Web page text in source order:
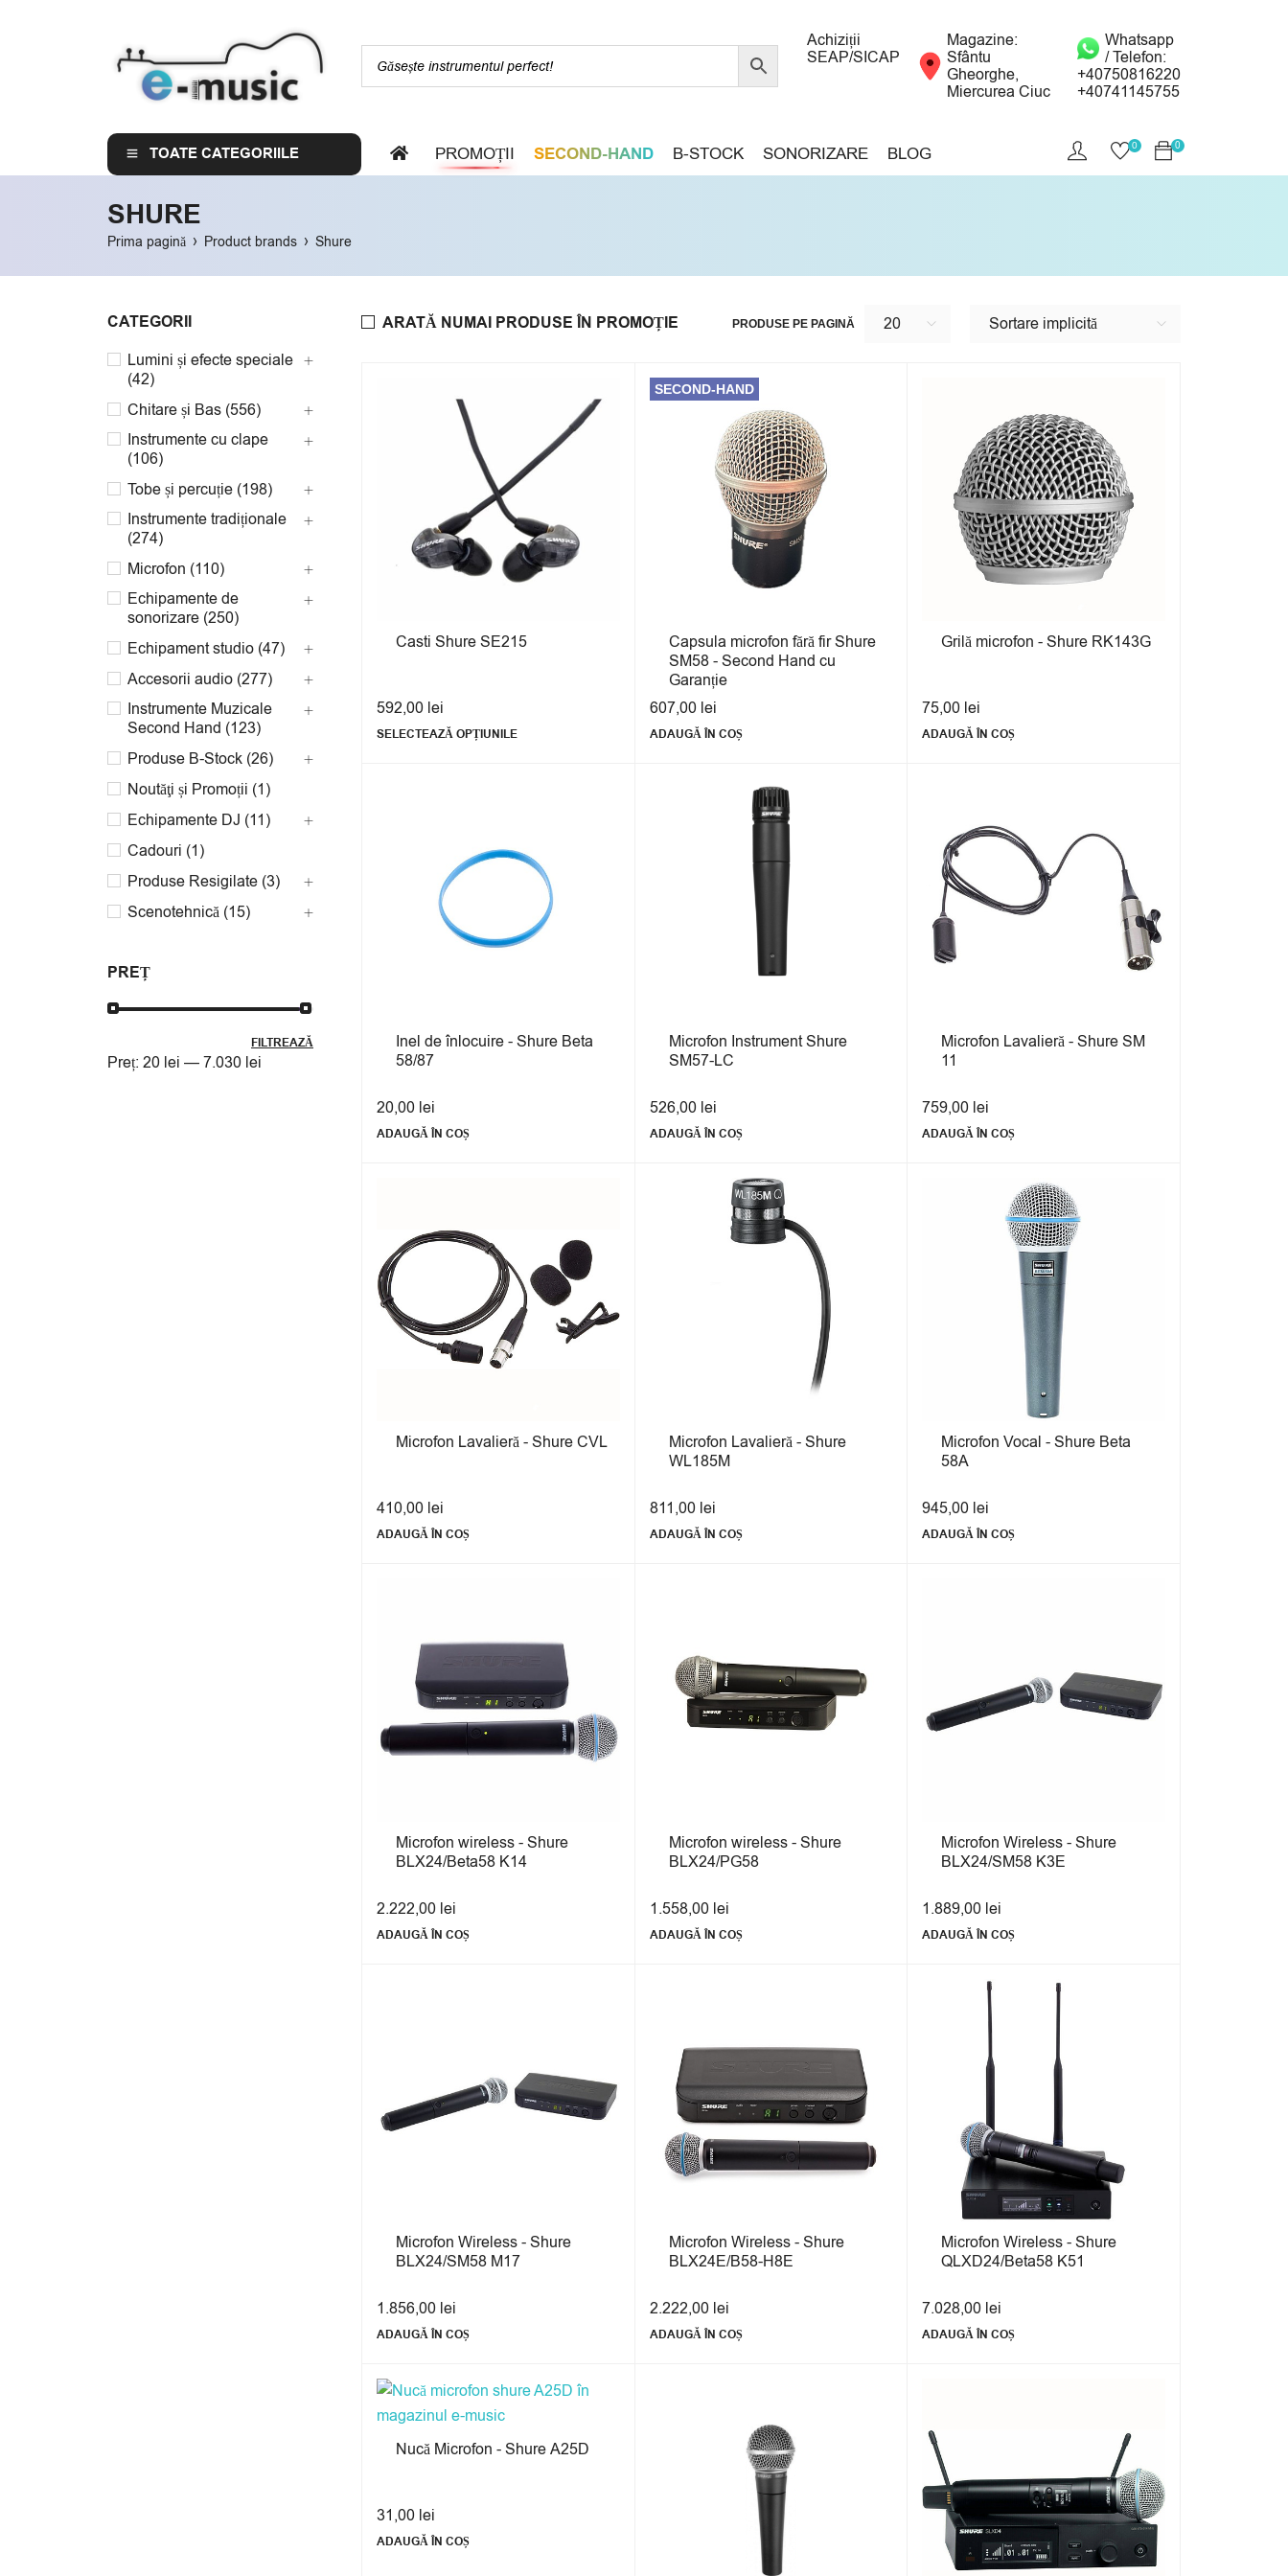
Achiziții
SEAP/SICAP
Magazine:
Sfântu
Gheorghe,
Miercurea Ciuc
Whatsapp
/ Telefon:
+40750816220
+40741145755
TOATE CATEGORIILE PROMOȚII SECOND-HAND B-STOCK SONORIZARE BLOG 0
0
SHURE
Prima pagină › Product brands › Shure
CATEGORII
Lumini și efecte speciale
(42)
Chitare și Bas (556)
Instrumente cu clape
(106)
Tobe și percuție (198)
Instrumente tradiționale
(274)
Microfon (110)
Echipamente de
sonorizare (250)
Echipament studio (47)
Accesorii audio (277)
Instrumente Muzicale
Second Hand (123)
Produse B-Stock (26)
Noutăţi și Promoții (1)
Echipamente DJ (11)
Cadouri (1)
Produse Resigilate (3)
Scenotehnică (15)
PREȚ
FILTREAZĂ
Preț: 20 lei —7.030 lei
Sortare implicită
PRODUSE PE PAGINĂ 20
ARATĂ NUMAI PRODUSE ÎN PROMOȚIE
Casti Shure SE215
592,00 lei
SELECTEAZĂ OPȚIUNILE
SECOND-HAND
Capsula microfon fără fir Shure
SM58 - Second Hand cu
Garanție
607,00 lei
ADAUGĂ ÎN COȘ
Grilă microfon - Shure RK143G
75,00 lei
ADAUGĂ ÎN COȘ
Inel de înlocuire - Shure Beta
58/87
20,00 lei
ADAUGĂ ÎN COȘ
Microfon Instrument Shure
SM57-LC
526,00 lei
ADAUGĂ ÎN COȘ
Microfon Lavalieră - Shure SM
11
759,00 lei
ADAUGĂ ÎN COȘ
Microfon Lavalieră - Shure CVL
410,00 lei
ADAUGĂ ÎN COȘ
Microfon Lavalieră - Shure
WL185M
811,00 lei
ADAUGĂ ÎN COȘ
Microfon Vocal - Shure Beta
58A
945,00 lei
ADAUGĂ ÎN COȘ
Microfon wireless - Shure
BLX24/Beta58 K14
2.222,00 lei
ADAUGĂ ÎN COȘ
Microfon wireless - Shure
BLX24/PG58
1.558,00 lei
ADAUGĂ ÎN COȘ
Microfon Wireless - Shure
BLX24/SM58 K3E
1.889,00 lei
ADAUGĂ ÎN COȘ
Microfon Wireless - Shure
BLX24/SM58 M17
1.856,00 lei
ADAUGĂ ÎN COȘ
Microfon Wireless - Shure
BLX24E/B58-H8E
2.222,00 lei
ADAUGĂ ÎN COȘ
Microfon Wireless - Shure
QLXD24/Beta58 K51
7.028,00 lei
ADAUGĂ ÎN COȘ
Nucă Microfon - Shure A25D
31,00 lei
ADAUGĂ ÎN COȘ